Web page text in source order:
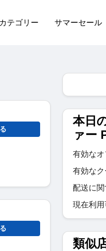
カテゴリー サマーセール
本日
ァー
有効な
有効な
配送に
現在利
類似